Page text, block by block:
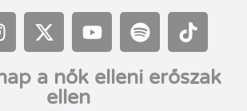
a nők elleni erőszak
ellen